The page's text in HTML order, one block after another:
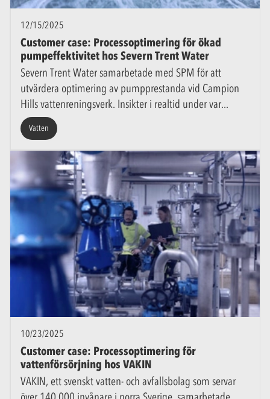
12/15/2025
Customer case: Processoptimering för ökad
pumpeffektivitet hos Severn Trent Water
Severn Trent Water samarbetade med SPM för att
utvärdera optimering av pumpprestanda vid Campion
Hills vattenreningsverk. Insikter i realtid under var
Vatten
10/23/2025
Customer case: Processoptimering för
vattenförsörjning hos VAKIN
VAKIN, ett svenskt vatten- och avfallsbolag som servar